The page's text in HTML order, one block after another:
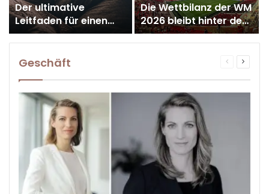
Der ultimative
Leitfaden für einen
gesunden Schlaf:
Darauf müssen Sie bei
der Wahl des Bettes
Die Wettbilanz der WM
2026 bleibt hinter den
Prognosen zurück
Geschäft
Previous
Next